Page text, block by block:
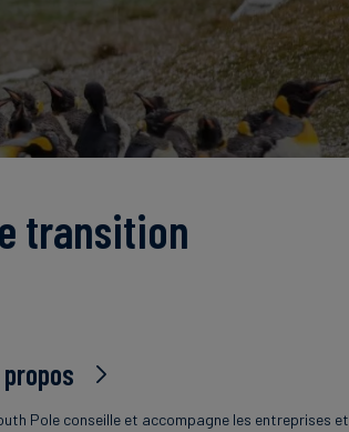
transition
Pole conseille et accompagne les entreprises et